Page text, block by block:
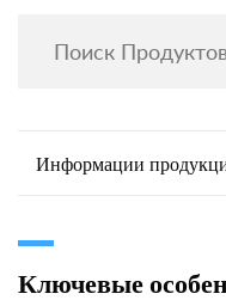
Информации
Ключевые